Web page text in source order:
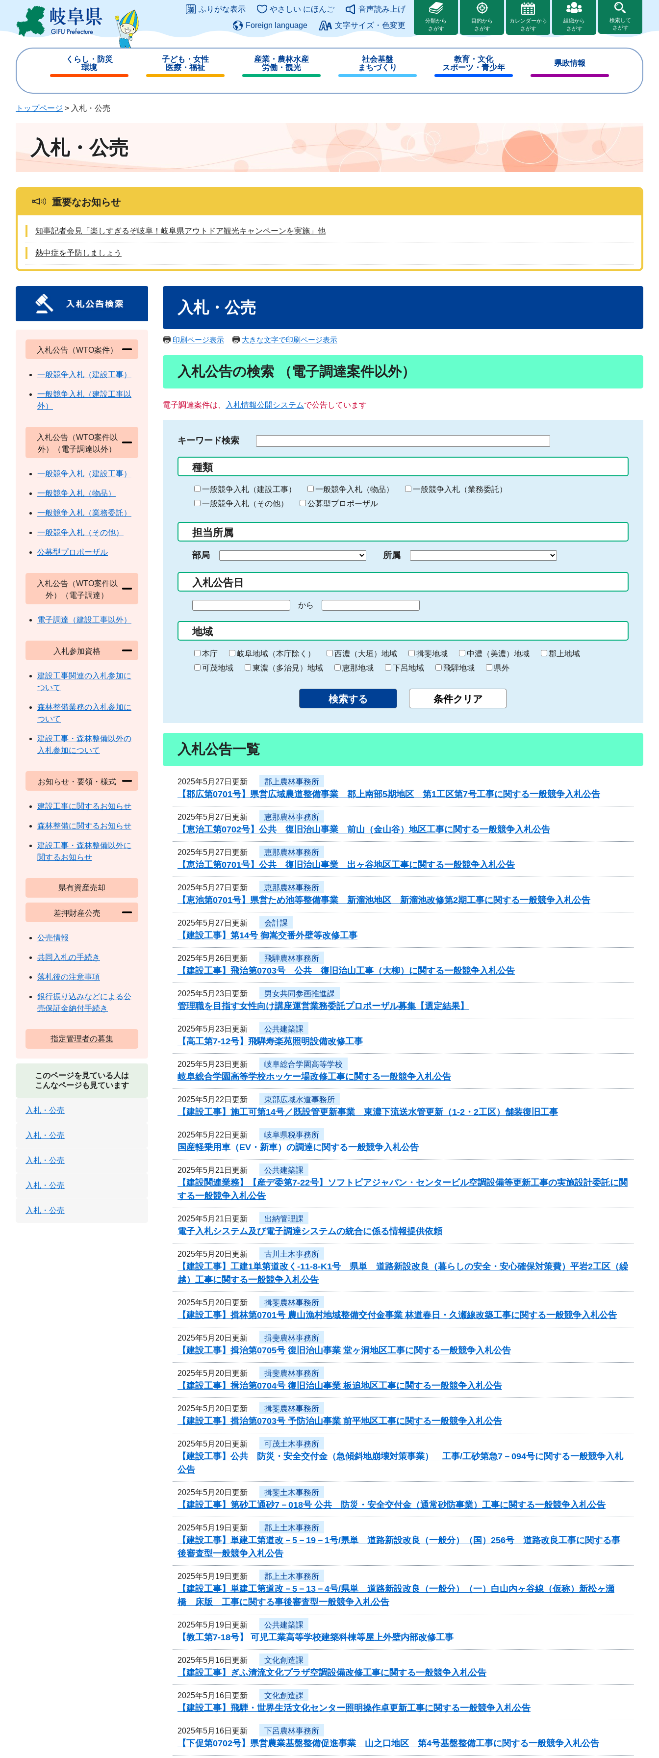
ジ
ュ
このページの本文へ
ふりがな表示 やさしい にほんご
音声読み上げ
Foreign language
文字サイズ・色変更
分類から
さがす
目的から
さがす
カレンダーから
さがす
組織から
さがす
検索して
さがす
くらし・防災
環境
じ
子ども・女性
医療・福祉
じ
産業・農林水産
労働・観光
じ
社会基盤
まちづくり
じ
教育・文化
スポーツ・青少年
じ
県政情報
じ
トップページ > 入札・公売
入札・公売
重要なお知らせ
知事記者会見「楽しすぎるぞ岐阜！岐阜県アウトドア観光キャンペーンを実施」他
熱中症を予防しましょう
入札・公売
印刷ページ表示 大きな文字で印刷ページ表示
入札公告の検索 （電子調達案件以外）
電子調達案件は、 入札情報公開システムで公告しています
キーワード検索
る
キ
ー
ー
入
力
種類
一般競争入札（建設工事） 一般競争入札（物品）
一般競争入札（業務委託）
一般競争入札（その他）
公募型プロポーザル
担当所属
部局 所属
入札公告日
の
始
ま
り
から
終
わ
り
地域
本庁 岐阜地域（本庁除く） 西濃（大垣）地域 揖斐地域 中濃（美濃）地域
郡上地域
可茂地域
東濃（多治見）地域 恵那地域 下呂地域 飛騨地域 県外
入札公告一覧
2025年5月27日更新 郡上農林事務所
【郡広第0701号】県営広域農道整備事業 郡上南部5期地区 第1工区第7号工事に関する一般競争入札公告
2025年5月27日更新 恵那農林事務所
【恵治工第0702号】公共 復旧治山事業 前山（金山谷）地区工事に関する一般競争入札公告
2025年5月27日更新 恵那農林事務所
【恵治工第0701号】公共 復旧治山事業 出ヶ谷地区工事に関する一般競争入札公告
2025年5月27日更新 恵那農林事務所
【恵池第0701号】県営ため池等整備事業 新溜池地区 新溜池改修第2期工事に関する一般競争入札公告
2025年5月27日更新 会計課
【建設工事】第14号 御嵩交番外壁等改修工事
2025年5月26日更新 飛騨農林事務所
【建設工事】飛治第0703号 公共 復旧治山工事（大柳）に関する一般競争入札公告
2025年5月23日更新 男女共同参画推進課
管理職を目指す女性向け講座運営業務委託プロポーザル募集【選定結果】
2025年5月23日更新 公共建築課
【高工第7-12号】飛騨寿楽苑照明設備改修工事
2025年5月23日更新 岐阜総合学園高等学校
岐阜総合学園高等学校ホッケー場改修工事に関する一般競争入札公告
2025年5月22日更新 東部広域水道事務所
【建設工事】施工可第14号／既設管更新事業 東濃下流送水管更新（1-2・2工区）舗装復旧工事
2025年5月22日更新 岐阜県税事務所
国産軽乗用車（EV・新車）の調達に関する一般競争入札公告
2025年5月21日更新 公共建築課
【建設関連業務】【産デ委第7-22号】ソフトピアジャパン・センタービル空調設備等更新工事の実施設計委託に関
する一般競争入札公告
2025年5月21日更新 出納管理課
電子入札システム及び電子調達システムの統合に係る情報提供依頼
2025年5月20日更新 古川土木事務所
【建設工事】工建1単第道改く-11-8-K1号 県単 道路新設改良（暮らしの安全・安心確保対策費）平岩2工区（繰
越）工事に関する一般競争入札公告
2025年5月20日更新 揖斐農林事務所
【建設工事】揖林第0701号 農山漁村地域整備交付金事業 林道春日・久瀬線改築工事に関する一般競争入札公告
2025年5月20日更新 揖斐農林事務所
【建設工事】揖治第0705号 復旧治山事業 堂ヶ洞地区工事に関する一般競争入札公告
2025年5月20日更新 揖斐農林事務所
【建設工事】揖治第0704号 復旧治山事業 板追地区工事に関する一般競争入札公告
2025年5月20日更新 揖斐農林事務所
【建設工事】揖治第0703号 予防治山事業 前平地区工事に関する一般競争入札公告
2025年5月20日更新 可茂土木事務所
【建設工事】公共 防災・安全交付金（急傾斜地崩壊対策事業） 工事/工砂第急7－094号に関する一般競争入札
公告
2025年5月20日更新 揖斐土木事務所
【建設工事】第砂工通砂7－018号 公共 防災・安全交付金（通常砂防事業）工事に関する一般競争入札公告
2025年5月19日更新 郡上土木事務所
【建設工事】単建工第道改－5－19－1号/県単 道路新設改良（一般分）（国）256号 道路改良工事に関する事
後審査型一般競争入札公告
2025年5月19日更新 郡上土木事務所
【建設工事】単建工第道改－5－13－4号/県単 道路新設改良（一般分）（一）白山内ヶ谷線（仮称）新松ヶ瀬
橋 床版 工事に関する事後審査型一般競争入札公告
2025年5月19日更新 公共建築課
【教工第7-18号】 可児工業高等学校建築科棟等屋上外壁内部改修工事
2025年5月16日更新 文化創造課
【建設工事】ぎふ清流文化プラザ空調設備改修工事に関する一般競争入札公告
2025年5月16日更新 文化創造課
【建設工事】飛騨・世界生活文化センター照明操作卓更新工事に関する一般競争入札公告
2025年5月16日更新 下呂農林事務所
【下促第0702号】県営農業基盤整備促進事業 山之口地区 第4号基盤整備工事に関する一般競争入札公告
入札公告（WTO案件）
一般競争入札（建設工事）
一般競争入札（建設工事以
外）
入札公告（WTO案件以
外）（電子調達以外）
一般競争入札（建設工事）
一般競争入札（物品）
一般競争入札（業務委託）
一般競争入札（その他）
公募型プロポーザル
入札公告（WTO案件以
外）（電子調達）
電子調達（建設工事以外）
入札参加資格
建設工事関連の入札参加に
ついて
森林整備業務の入札参加に
ついて
建設工事・森林整備以外の
入札参加について
お知らせ・要領・様式
建設工事に関するお知らせ
森林整備に関するお知らせ
建設工事・森林整備以外に
関するお知らせ
県有資産売却
差押財産公売
公売情報
共同入札の手続き
落札後の注意事項
銀行振り込みなどによる公
売保証金納付手続き
指定管理者の募集
このページを見ている人は
こんなページも見ています
入札・公売
入札・公売
入札・公売
入札・公売
入札・公売